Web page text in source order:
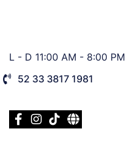
L - D 11:00 AM - 8:00 PM
52 33 3817 1981